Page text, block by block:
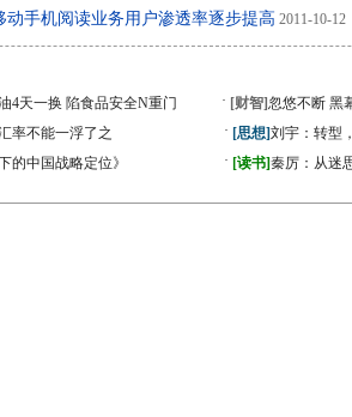
动手机阅读业务用户渗透率逐步提高 2011-10-12
4天一换 陷食品安全N重门 · [财智]忽悠不断 黑
率不能一浮了之 · [思想]刘宇：转型
的中国战略定位》 · [读书]秦厉：从迷